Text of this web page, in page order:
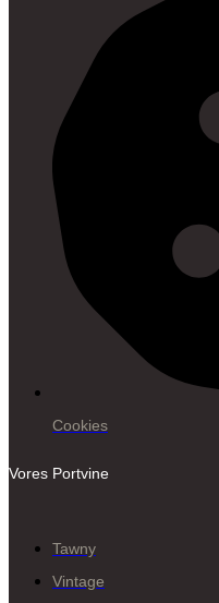
Cookies
Vores Portvine
Tawny
Vintage